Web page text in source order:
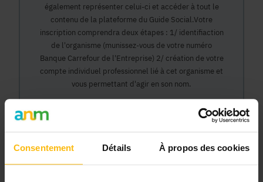
Consentement Détails À propos des cookies
également représenter celui-ci et accéder à tout le
contenu de la plateforme du Guide Social.Votre
inscription comprendra deux étapes : 1/ identifiaction
de l'organisme (munissez-vous de votre numéro
Banque Carrefour de l'Entreprise) 2/ création de votre
compte individuel professionnel lié à cet organisme et
vous permettant d'agir en son nom.